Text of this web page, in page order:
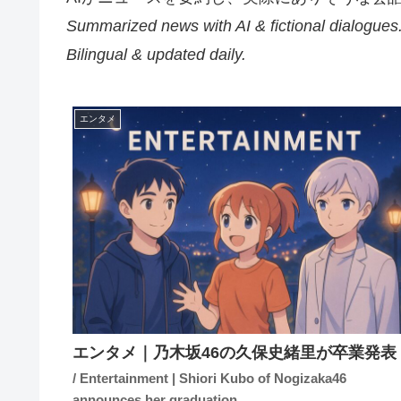
Summarized news with AI & fictional
Bilingual & updated daily.
エンタメ
エンタメ｜乃木坂46の久保史緒里が卒業発表
/ Entertainment | Shiori Kubo of Nogizaka46